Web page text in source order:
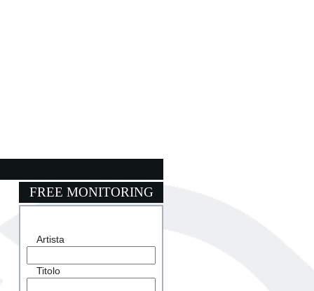
FREE MONITORING
Artista
Titolo